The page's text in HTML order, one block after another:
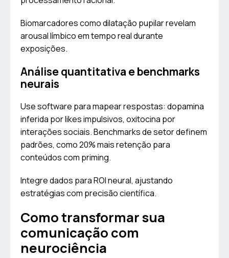
Biomarcadores como dilatação pupilar revelam
arousal límbico em tempo real durante
exposições.
Análise quantitativa e benchmarks
neurais
Use software para mapear respostas: dopamina
inferida por likes impulsivos, oxitocina por
interações sociais. Benchmarks de setor definem
padrões, como 20% mais retenção para
conteúdos com priming.
Integre dados para ROI neural, ajustando
estratégias com precisão científica.
Como transformar sua
comunicação com
neurociência